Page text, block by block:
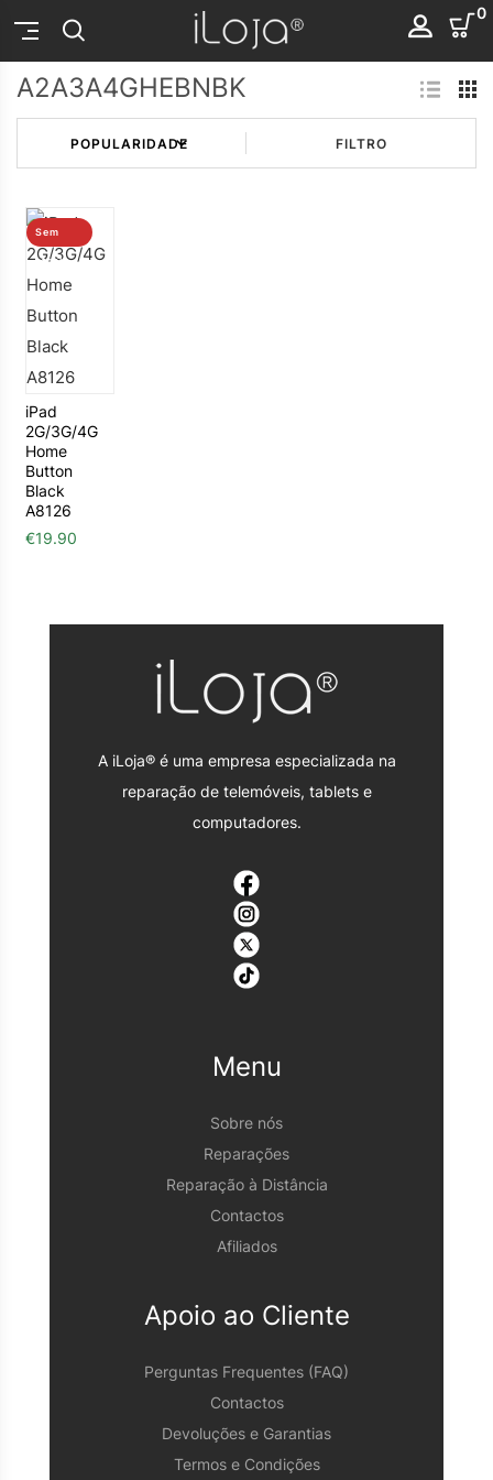
0
A2A3A4GHEBNBK
FILTRO
Sem
stock
iPad
2G/3G/4G
Home
Button
Black
A8126
€19.90
A iLoja® é uma empresa especializada na
reparação de telemóveis, tablets e
computadores.
Menu
Sobre nós
Reparações
Reparação à Distância
Contactos
Afiliados
Apoio ao Cliente
Perguntas Frequentes (FAQ)
Contactos
Devoluções e Garantias
Termos e Condições